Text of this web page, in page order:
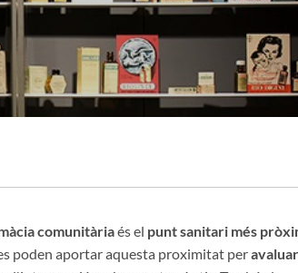
comunitàriaés el punt sanitari més
poden aportar aquesta proximitat peravaluar